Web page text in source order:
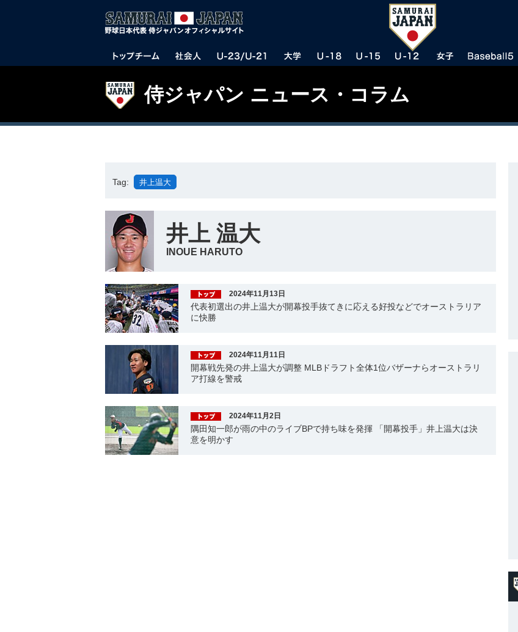
侍ジャパン ニュース・コラム
Tag: 井上温大
井上 温大
INOUE HARUTO
2024年11月13日
代表初選出の井上温大が開幕投手抜てきに応える好投などでオーストラリア
に快勝
2024年11月11日
開幕戦先発の井上温大が調整 MLBドラフト全体1位バザーナらオーストラリ
ア打線を警戒
2024年11月2日
隅田知一郎が雨の中のライブBPで持ち味を発揮 「開幕投手」井上温大は決
意を明かす